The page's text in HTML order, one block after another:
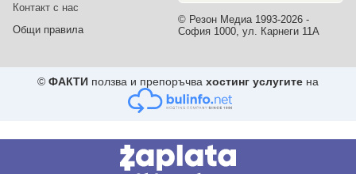
Контакт с нас
Общи правила
© Резон Медиа 1993-2026 -
София 1000, ул. Карнеги 11А
© ФАКТИ ползва и препоръчва хостинг услугите на